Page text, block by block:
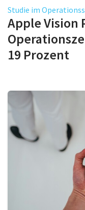
Studie im
Apple Vision
19 Prozent